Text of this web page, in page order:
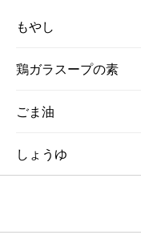
もやし
鶏ガラスープの素
ごま油
しょうゆ